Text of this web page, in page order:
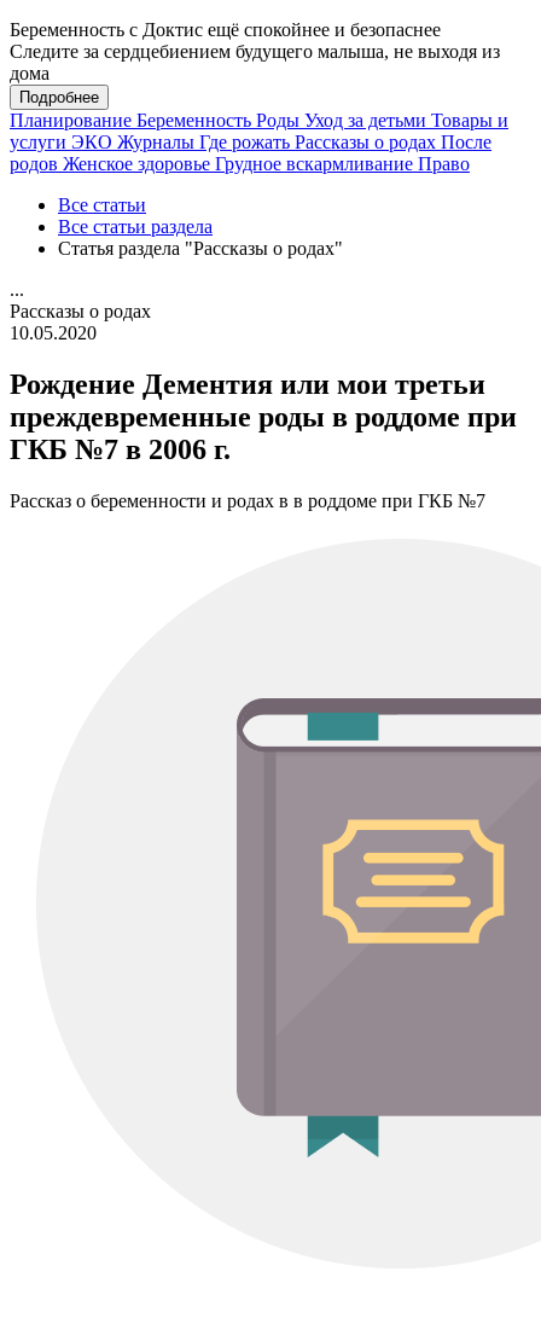
Беременность с Доктис ещё спокойнее и безопаснее
Следите за сердцебиением будущего малыша, не выходя из
дома
Подробнее
Планирование Беременность Роды Уход за детьми Товары и
услуги ЭКО Журналы Где рожать Рассказы о родах После
родов Женское здоровье Грудное вскармливание Право
Все статьи
Все статьи раздела
Статья раздела "Рассказы о родах"
...
Рассказы о родах
10.05.2020
Рождение Дементия или мои третьи
преждевременные роды в роддоме при
ГКБ №7 в 2006 г.
Рассказ о беременности и родах в в роддоме при ГКБ №7